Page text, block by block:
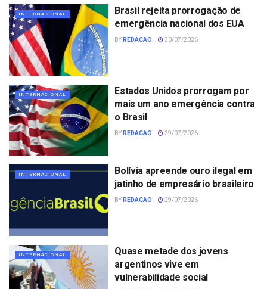
INTERNACIONAL
Brasil rejeita prorrogação de
emergência nacional dos EUA
BY REDACAO 30/07/2026
INTERNACIONAL
Estados Unidos prorrogam por
mais um ano emergência contra
o Brasil
BY REDACAO 29/07/2026
INTERNACIONAL
Bolívia apreende ouro ilegal em
jatinho de empresário brasileiro
BY REDACAO 29/07/2026
INTERNACIONAL
Quase metade dos jovens
argentinos vive em
vulnerabilidade social